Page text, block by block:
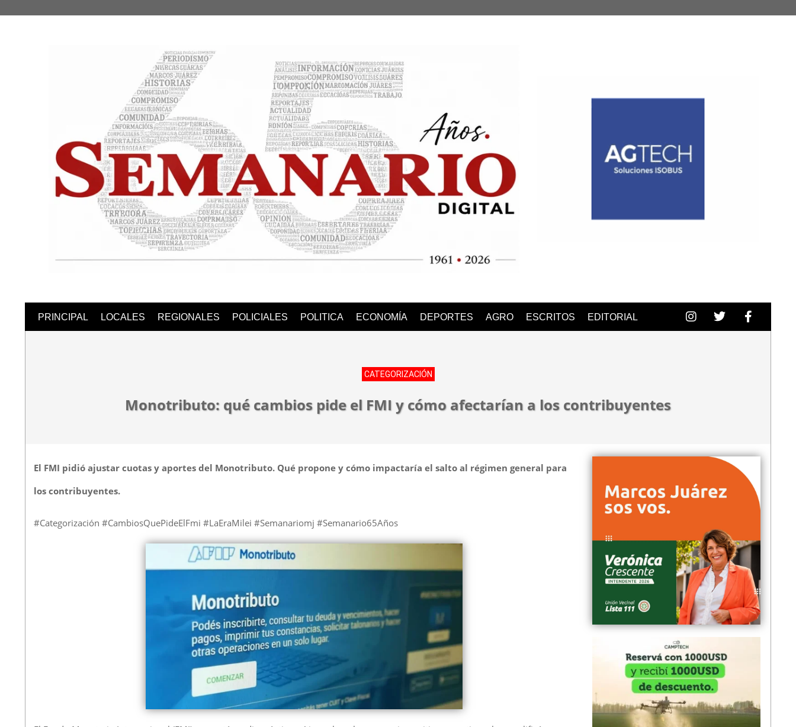
Semanario
Digital
PRINCIPAL LOCALES REGIONALES POLICIALES POLITICA ECONOMÍA DEPORTES AGRO ESCRITOS EDITORIAL
CATEGORIZACIÓN
Monotributo: qué cambios pide el FMI y cómo afectarían a los contribuyentes
El FMI pidió ajustar cuotas y aportes del Monotributo. Qué propone y cómo impactaría el salto al régimen general para
los contribuyentes.
#Categorización #CambiosQuePideElFmi #LaEraMilei #Semanariomj #Semanario65Años